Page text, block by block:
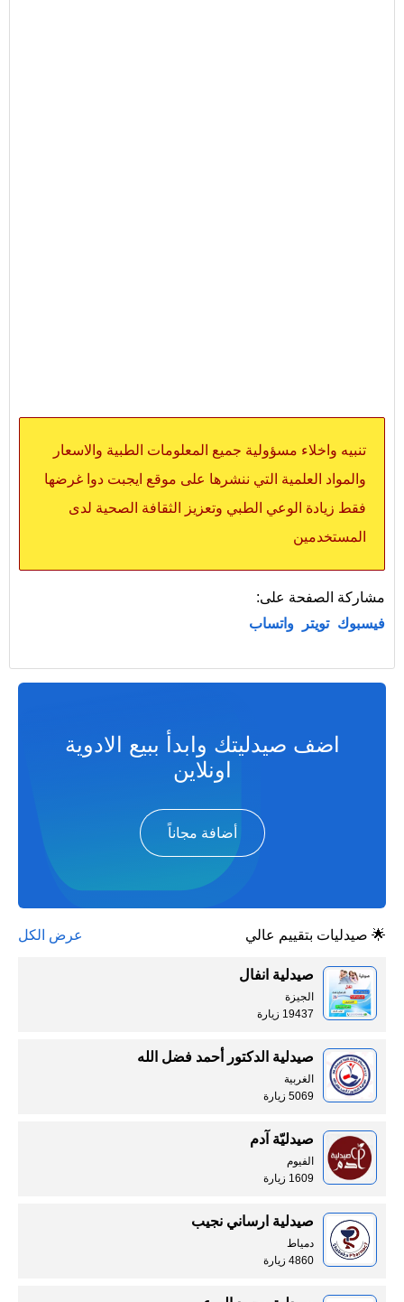
تنبيه واخلاء مسؤولية جميع المعلومات الطبية والاسعار
والمواد العلمية التي ننشرها على موقع ايجبت دوا غرضها
فقط زيادة الوعي الطبي وتعزيز الثقافة الصحية لدى
المستخدمين
مشاركة الصفحة على:
فيسبوك تويتر واتساب
اضف صيدليتك وابدأ ببيع الادوية
اونلاين
أضافة مجاناً
🌟 صيدليات بتقييم عالي عرض الكل
صيدلية انفال
الجيزة
19437 زيارة
صيدلية الدكتور أحمد فضل الله
الغربية
5069 زيارة
صيدليّة آدم
الفيوم
1609 زيارة
صيدلية ارساني نجيب
دمياط
4860 زيارة